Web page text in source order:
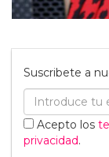
Suscribete a
Acepto los
privacidad.